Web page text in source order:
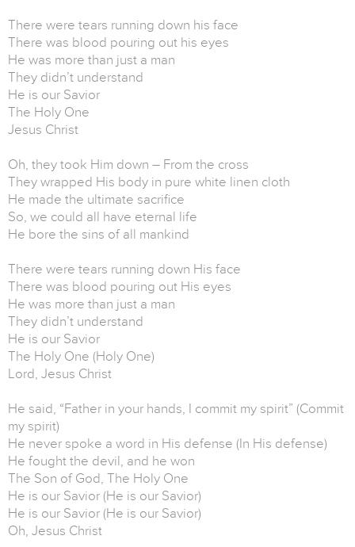
There were tears running down his face
There was blood pouring out his eyes
He was more than just a man
They didn’t understand
He is our Savior
The Holy One
Jesus Christ
Oh, they took Him down – From the cross
They wrapped His body in pure white linen cloth
He made the ultimate sacrifice
So, we could all have eternal life
He bore the sins of all mankind
There were tears running down His face
There was blood pouring out His eyes
He was more than just a man
They didn’t understand
He is our Savior
The Holy One (Holy One)
Lord, Jesus Christ
He said, “Father in your hands, I commit my spirit” (Commit
my spirit)
He never spoke a word in His defense (In His defense)
He fought the devil, and he won
The Son of God, The Holy One
He is our Savior (He is our Savior)
He is our Savior (He is our Savior)
Oh, Jesus Christ